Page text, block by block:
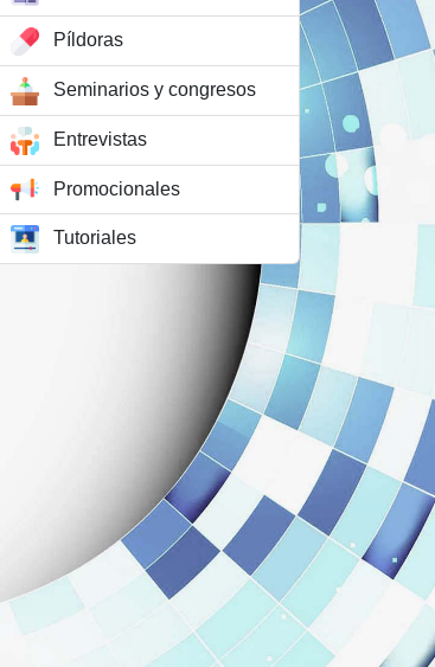
Píldoras
Seminarios y congresos
Entrevistas
Promocionales
Tutoriales